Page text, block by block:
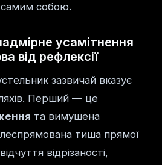
самим собою.
усамітнення
від рефлексії
зазвичай вказує
Перший — це
та вимушена
тиша прямої
відрізаності,